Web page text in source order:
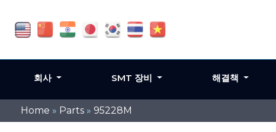
Home » Parts » 95228M
회사 SMT 장비 해결책